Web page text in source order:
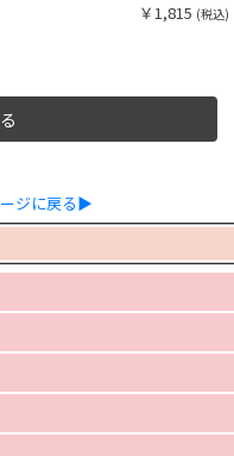
￥1,815 (税込)
ージに戻る▶